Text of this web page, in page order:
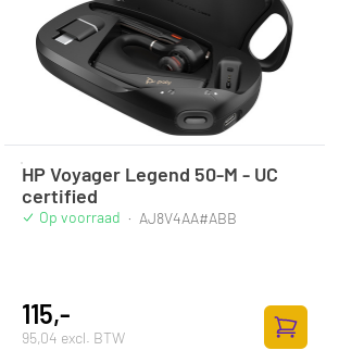
aan winkelwagen
HP Voyager Legend 50-M - UC
certified
Op voorraad · AJ8V4AA#ABB
115,-
95,04 excl. BTW